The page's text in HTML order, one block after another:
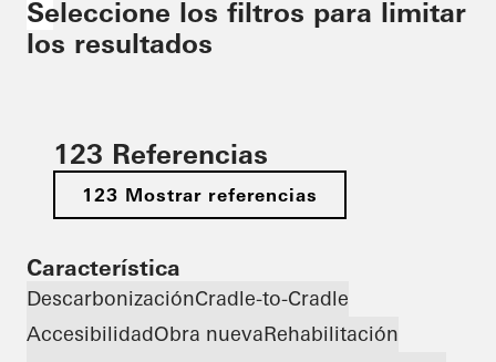
Seleccione los filtros para limitar
los resultados
123 Referencias
123 Mostrar referencias
Característica
DescarbonizaciónCradle-to-Cradle
AccesibilidadObra nuevaRehabilitación